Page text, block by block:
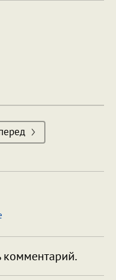
комментарий.